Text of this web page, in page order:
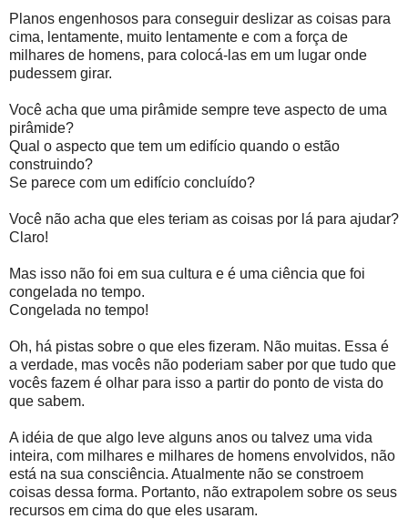
Planos engenhosos para conseguir deslizar as coisas para
cima, lentamente, muito lentamente e com a força de
milhares de homens, para colocá-las em um lugar onde
pudessem girar.
Você acha que uma pirâmide sempre teve aspecto de uma
pirâmide?
Qual o aspecto que tem um edifício quando o estão
construindo?
Se parece com um edifício concluído?
Você não acha que eles teriam as coisas por lá para ajudar?
Claro!
Mas isso não foi em sua cultura e é uma ciência que foi
congelada no tempo.
Congelada no tempo!
Oh, há pistas sobre o que eles fizeram. Não muitas. Essa é
a verdade, mas vocês não poderiam saber por que tudo que
vocês fazem é olhar para isso a partir do ponto de vista do
que sabem.
A idéia de que algo leve alguns anos ou talvez uma vida
inteira, com milhares e milhares de homens envolvidos, não
está na sua consciência. Atualmente não se constroem
coisas dessa forma. Portanto, não extrapolem sobre os seus
recursos em cima do que eles usaram.